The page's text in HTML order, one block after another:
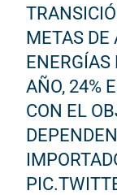
METAS DE
ENERGÍAS
AÑO, 24%
CON EL